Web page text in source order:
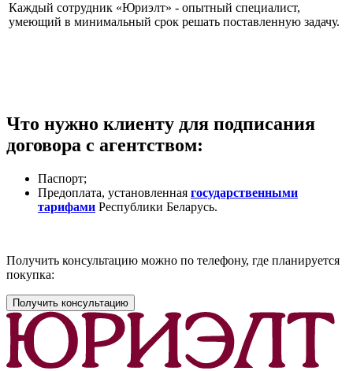
Каждый сотрудник «Юриэлт» - опытный специалист,
умеющий в минимальный срок решать поставленную задачу.
Что нужно клиенту для подписания
договора с агентством:
Паспорт;
Предоплата, установленная государственными
тарифами Республики Беларусь.
Получить консультацию можно по телефону, где планируется
покупка:
Получить консультацию